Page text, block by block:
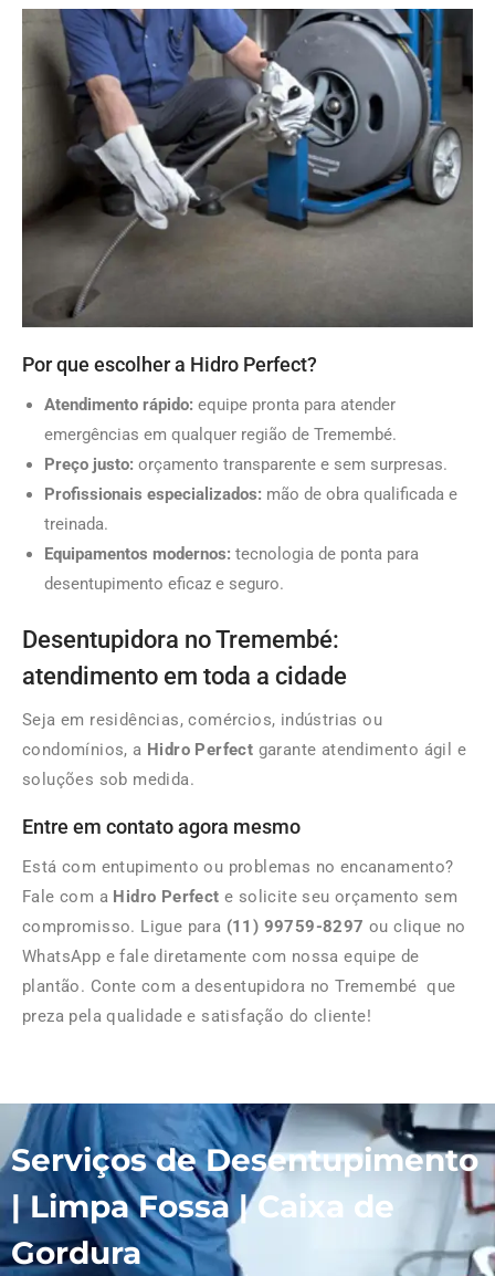
Por que escolher a Hidro Perfect?
Atendimento rápido: equipe pronta para atender
emergências em qualquer região de Tremembé.
Preço justo: orçamento transparente e sem surpresas.
Profissionais especializados: mão de obra qualificada e
treinada.
Equipamentos modernos: tecnologia de ponta para
desentupimento eficaz e seguro.
Desentupidora no Tremembé:
atendimento em toda a cidade
Seja em residências, comércios, indústrias ou
condomínios, a Hidro Perfect garante atendimento ágil e
soluções sob medida.
Entre em contato agora mesmo
Está com entupimento ou problemas no encanamento?
Fale com a Hidro Perfect e solicite seu orçamento sem
compromisso. Ligue para (11) 99759-8297 ou clique no
WhatsApp e fale diretamente com nossa equipe de
plantão. Conte com a desentupidora no Tremembé que
preza pela qualidade e satisfação do cliente!
Serviços de Desentupimento
| Limpa Fossa | Caixa de
Gordura